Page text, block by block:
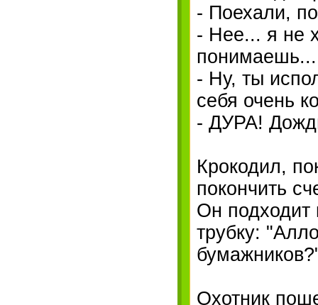
- Поехали,
- Нее... я не
понимаешь...
- Ну, ты
себя очень
- ДУРА!
Крокодил,
покончить
Он подходит
трубку:
Охотник